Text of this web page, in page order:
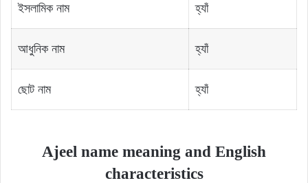
ইসলামিক নাম হ্যাঁ
আধুনিক নাম হ্যাঁ
ছোট নাম হ্যাঁ
Ajeel name meaning and English
characteristics